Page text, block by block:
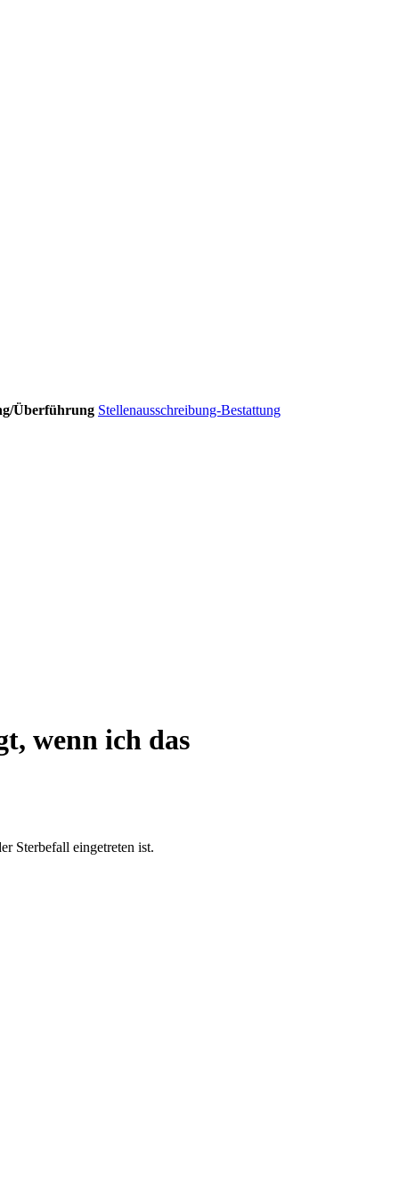
Überführung Stellenausschreibung-Bestattung
wenn ich das
Sterbefall eingetreten ist.